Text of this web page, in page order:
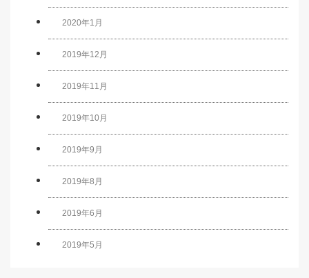
2020年1月
2019年12月
2019年11月
2019年10月
2019年9月
2019年8月
2019年6月
2019年5月